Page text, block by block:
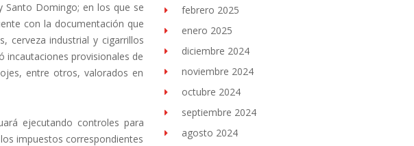
Santo Domingo; en los que se
con la documentación que
cerveza industrial y cigarrillos
incautaciones provisionales de
entre otros, valorados en
ejecutando controles para
impuestos correspondientes
febrero 2025
enero 2025
diciembre 2024
noviembre 2024
octubre 2024
septiembre 2024
agosto 2024